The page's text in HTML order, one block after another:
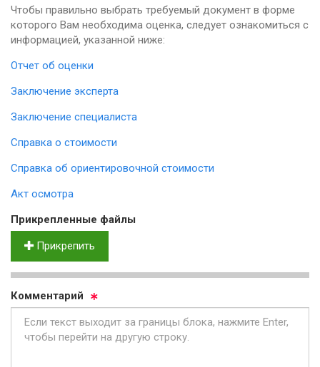
Чтобы правильно выбрать требуемый документ в форме
которого Вам необходима оценка, следует ознакомиться с
информацией, указанной ниже:
Отчет об оценки
Заключение эксперта
Заключение специалиста
Справка о стоимости
Справка об ориентировочной стоимости
Акт осмотра
Прик­реп­лен­ные фай­лы
Прикрепить
Ком­мен­та­рий